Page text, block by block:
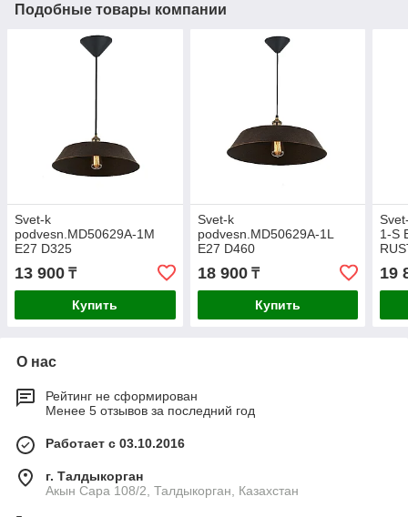
Подобные товары компании
Svet-k
podvesn.MD50629A-1M
E27 D325
RUST(TEKAVIZE)
13 900 ₸
Купить
Svet-k
podvesn.MD50629A-1L
E27 D460
RUST(TEKAVIZE)
18 900₸
Купить
1-S
19
О нас
Рейтинг не сформирован
Менее 5 отзывов за последний год
Работает с 03.10.2016
г. Талдыкорган
Акын Сара 108/2, Талдыкорган, Казахстан